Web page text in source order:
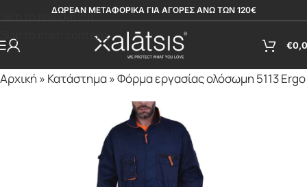
Skip to navigation
Skip to main content
ΔΩΡΕΑΝ ΜΕΤΑΦΟΡΙΚΑ ΓΙΑ ΑΓΟΡΕΣ ΑΝΩ ΤΩΝ 120€
€
Αρχική » Κατάστημα»Φόρμα εργασίας ολόσωμη 5113 Ergo